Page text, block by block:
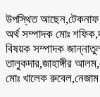
উপস্থিত আছেন,টেকনাফ
অর্থ সম্পাদক মোঃ
বিষয়ক সম্পাদক
তালুকদার,জাহাঙ্গীর
মোঃ খালেক